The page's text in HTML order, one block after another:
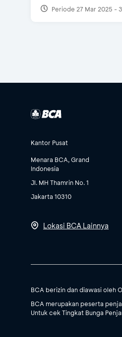
Periode 27 Mar 2025 -
Kantor Pusat
Menara BCA, Grand
Indonesia
Jl. MH Thamrin No. 1
Jakarta 10310
Lokasi BCA Lainnya
BCA berizin dan diawasi oleh
BCA merupakan peserta
Untuk cek Tingkat Bunga